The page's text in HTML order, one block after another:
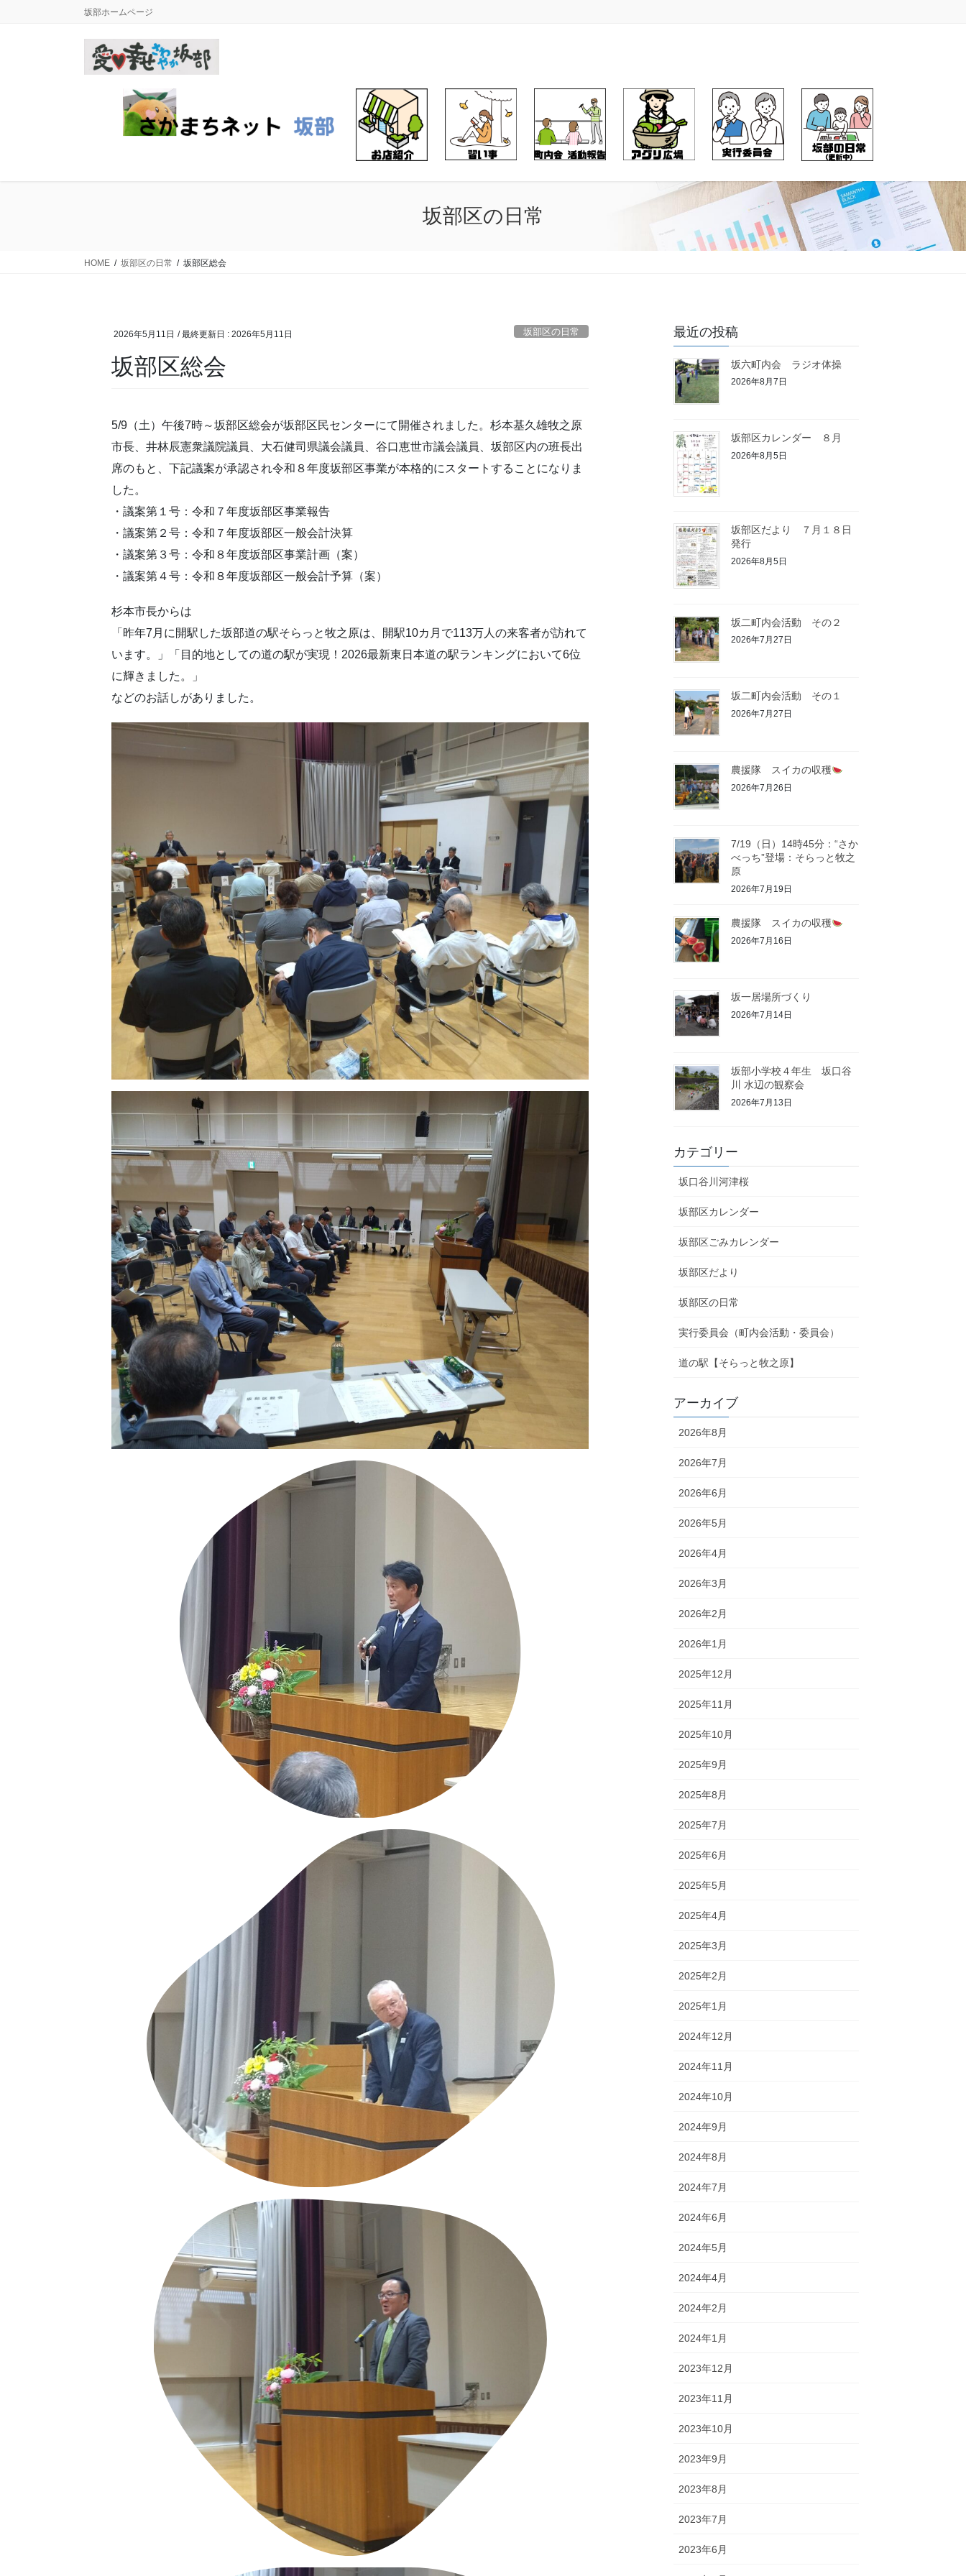
坂部ホームページ
坂部区の日常
HOME 坂部区の日常 坂部区総会
2026年5月11日 / 最終更新日 :2026年5月11日 坂部区の日常
坂部区総会
5/9（土）午後7時～坂部区総会が坂部区民センターにて開催されました。杉本基久雄牧之原
市長、井林辰憲衆議院議員、大石健司県議会議員、谷口恵世市議会議員、坂部区内の班長出
席のもと、下記議案が承認され令和８年度坂部区事業が本格的にスタートすることになりま
した。
・議案第１号：令和７年度坂部区事業報告
・議案第２号：令和７年度坂部区一般会計決算
・議案第３号：令和８年度坂部区事業計画（案）
・議案第４号：令和８年度坂部区一般会計予算（案）
杉本市長からは
「昨年7月に開駅した坂部道の駅そらっと牧之原は、開駅10カ月で113万人の来客者が訪れて
います。」「目的地としての道の駅が実現！2026最新東日本道の駅ランキングにおいて6位
に輝きました。」
などのお話しがありました。
最近の投稿
坂六町内会 ラジオ体操
2026年8月7日
坂部区カレンダー ８月
2026年8月5日
坂部区だより ７月１８日
発行
2026年8月5日
坂二町内会活動 その２
2026年7月27日
坂二町内会活動 その１
2026年7月27日
農援隊 スイカの収穫
2026年7月26日
7/19（日）14時45分：“さか
べっち”登場：そらっと牧之
原
2026年7月19日
農援隊 スイカの収穫
2026年7月16日
坂一居場所づくり
2026年7月14日
坂部小学校４年生 坂口谷
川 水辺の観察会
2026年7月13日
カテゴリー
坂口谷川河津桜
坂部区カレンダー
坂部区ごみカレンダー
坂部区だより
坂部区の日常
実行委員会（町内会活動・委員会）
道の駅【そらっと牧之原】
アーカイブ
2026年8月
2026年7月
2026年6月
2026年5月
2026年4月
2026年3月
2026年2月
2026年1月
2025年12月
2025年11月
2025年10月
2025年9月
2025年8月
2025年7月
2025年6月
2025年5月
2025年4月
2025年3月
2025年2月
2025年1月
2024年12月
2024年11月
2024年10月
2024年9月
2024年8月
2024年7月
2024年6月
2024年5月
2024年4月
2024年2月
2024年1月
2023年12月
2023年11月
2023年10月
2023年9月
2023年8月
2023年7月
2023年6月